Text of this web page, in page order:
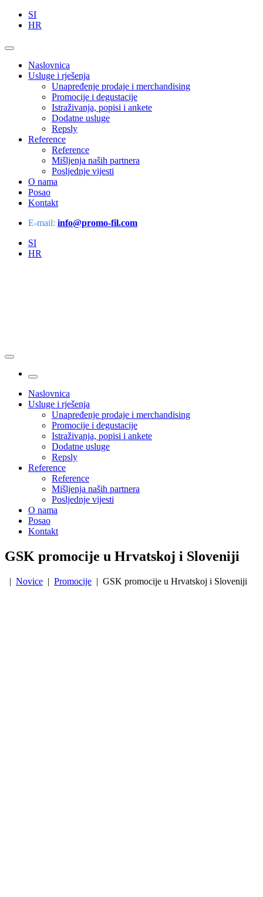
SI
HR
Naslovnica
Usluge i rješenja
Unapređenje prodaje i merchandising
Promocije i degustacije
Istraživanja, popisi i ankete
Dodatne usluge
Repsly
Reference
Reference
Mišljenja naših partnera
Posljednje vijesti
O nama
Posao
Kontakt
E-mail: info@promo-fil.com
SI
HR
Naslovnica
Usluge i rješenja
Unapređenje prodaje i merchandising
Promocije i degustacije
Istraživanja, popisi i ankete
Dodatne usluge
Repsly
Reference
Reference
Mišljenja naših partnera
Posljednje vijesti
O nama
Posao
Kontakt
GSK promocije u Hrvatskoj i Sloveniji
| Novice | Promocije | GSK promocije u Hrvatskoj i Sloveniji